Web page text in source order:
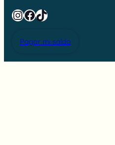
Instagram
Facebook
TikTok
Pagar mi saldo